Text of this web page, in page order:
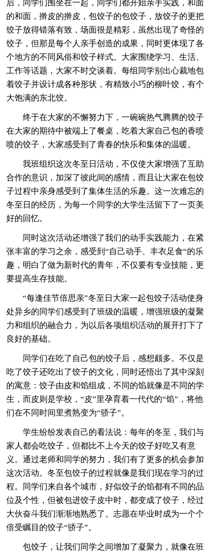
后，同学们围坐在一起，同学们都开始亲手实践，和面
的和面，擀皮的擀皮，包饺子的包饺子，放饺子的更把
饺子放得错落有致，场面很是精彩，虽然出现了奇怪的
饺子，但那是每个人亲手创造的成果，同时更体现了各
个地方的不同风俗和饺子样式。大家围绕学习、生活、
工作等话题，大家不时交谈着。每组同学别出心裁地包
着饺子并设计成各种形状，有精致小巧的柳叶饺，有个
大饱满的东北饺。
终于在大家的不懈努力下，一碗碗热气腾腾的饺子
在大家的期待中被端上了餐桌，吃着大家自己包的香喷
喷的饺子，大家感受到了青春的快乐和集体的温暖。
我班组织这次冬至日活动，不仅使大家增强了互助
合作的意识，加深了彼此间的感情，而且让大家在包饺
子过程中亲身感受到了集体生活的乐趣。这一次难忘的
冬至日的经历，为每一个同学的大学生活留下了一页美
好的回忆。
同时这次活动还增强了我们的动手实践能力，在紧
张丰富的学习之余，感受到“自己动手、丰衣足食“的乐
趣，明白了做为新时代的青年，不仅要有专业技能，更
要提高生存技能。
“每逢佳节倍思亲”冬至日大家一起包饺子活动使身
处异乡的同学们感受到了班级的温暖，增强班级的凝聚
力和组织的融合力，为以后各项组织活动的展开打下了
良好的基础。
同学们在吃了自己包的饺子后，感想颇多。不仅是
吃了饺子还吃出了饺子的文化，同时还悟出了其中深刻
的寓意：饺子由皮和馅组成，不同的馅就像是不同的学
生，而皮则是学校，“皮”里孕育着一代代的“馅”，将他
们在不同时间里煮熟变为“骄子”。
学生纷纷发表自己的看法说：每年的冬至，我们与
家人都会吃饺子，但都比不上今天的饺子好吃又有意
义。通过老师和同学的努力，我们有了更多的机会参加
这次活动。冬至包饺子的过程就像是我们现在学习的过
程。同学们来自各个城市，好似饺子的馅都有不同的品
位及个性，但被包进饺子皮中时，都变成了饺子，经过
大伙奋斗我们渐渐地熟悉了。志愿在毕业时成为一个个
倍受瞩目的饺子“骄子”。
包饺子，让我们同学之间增加了凝聚力，就像在班